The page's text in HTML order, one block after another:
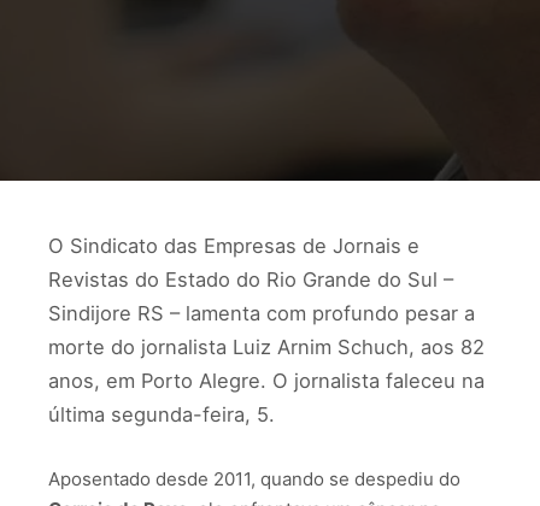
O Sindicato das Empresas de Jornais e
Revistas do Estado do Rio Grande do Sul –
Sindijore RS – lamenta com profundo pesar a
morte do jornalista Luiz Arnim Schuch, aos 82
anos, em Porto Alegre. O jornalista faleceu na
última segunda-feira, 5.
Aposentado desde 2011, quando se despediu do